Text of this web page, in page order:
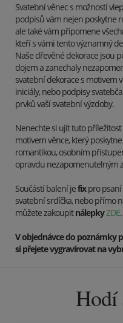
Svatební věnec s možností
podpisů vám nejen poskytne
ale také vám připomene
kteří s vámi tento významný
Naše dřevěné dekorace jsou
dojem a zanechaly
svatební dekorace s motivem
iniciály, nebo podpisy
prvků vaší svatební výzdoby.
Nenechte si ujít tuto
motivem věnce, který
romantikou, osobním
opravdu nezapomenutelným
Součástí balení jefixpro psaní
svatební srdíčka, nebo přímo
můžete zakoupitnálepkyZDE.
V objednávce do poznámky
si přejete vygravírovat na
Hodí